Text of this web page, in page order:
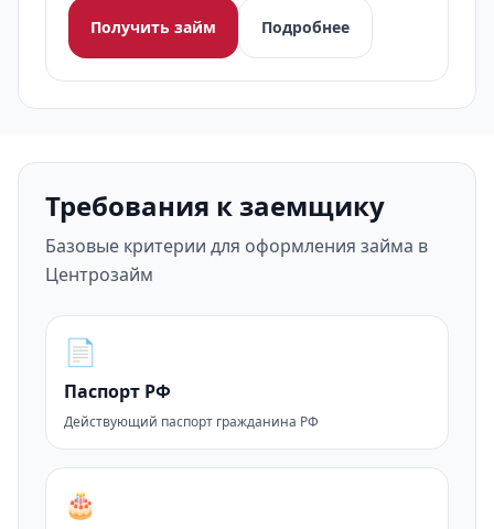
Получить займ
Подробнее
Требования к заемщику
Базовые критерии для оформления займа в
Центрозайм
📄
Паспорт РФ
Действующий паспорт гражданина РФ
🎂